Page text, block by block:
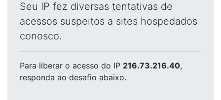
Seu IP fez diversas tentativas de
acessos suspeitos a sites hospedados
conosco.
Para liberar o acesso do IP 216.73.216.40,
responda ao desafio abaixo.